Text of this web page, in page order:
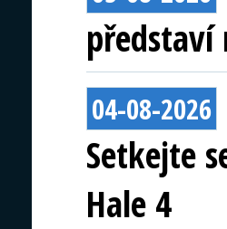
představí
04-08-2026
Setkejte
Hale 4